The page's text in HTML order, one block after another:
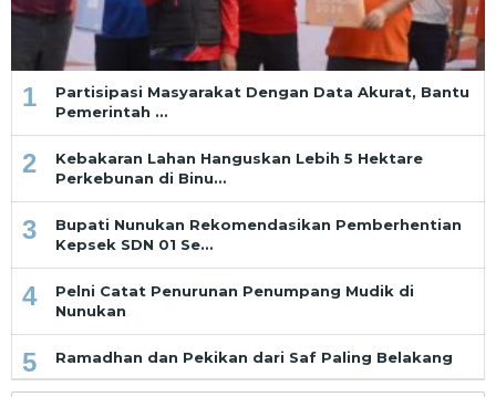
1
Partisipasi Masyarakat Dengan Data Akurat, Bantu
Pemerintah …
2
Kebakaran Lahan Hanguskan Lebih 5 Hektare
Perkebunan di Binu…
3
Bupati Nunukan Rekomendasikan Pemberhentian
Kepsek SDN 01 Se…
4
Pelni Catat Penurunan Penumpang Mudik di
Nunukan
5 Ramadhan dan Pekikan dari Saf Paling Belakang